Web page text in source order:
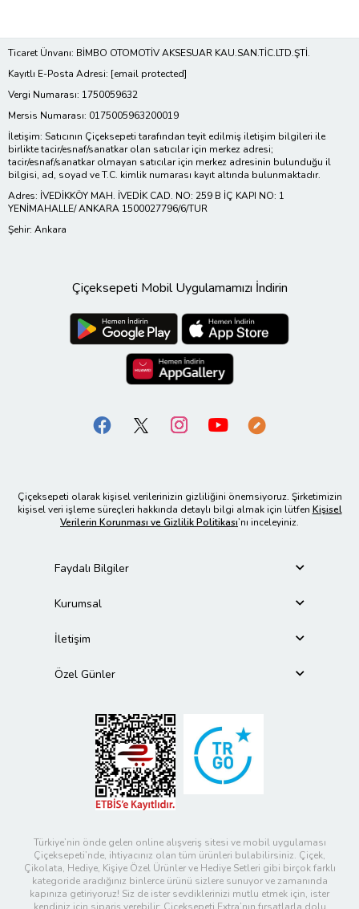
Ticaret Ünvanı: BİMBO OTOMOTİV AKSESUAR KAU.SAN.TİC.LTD.ŞTİ.
Kayıtlı E-Posta Adresi: [email protected]
Vergi Numarası: 1750059632
Mersis Numarası: 0175005963200019
İletişim: Satıcının Çiçeksepeti tarafından teyit edilmiş iletişim bilgileri ile
birlikte tacir/esnaf/sanatkar olan satıcılar için merkez adresi;
tacir/esnaf/sanatkar olmayan satıcılar için merkez adresinin bulunduğu il
bilgisi, ad, soyad ve T.C. kimlik numarası kayıt altında bulunmaktadır.
Adres: İVEDİKKÖY MAH. İVEDİK CAD. NO: 259 B İÇ KAPI NO: 1
YENİMAHALLE/ ANKARA 1500027796/6/TUR
Şehir: Ankara
Çiçeksepeti Mobil Uygulamamızı İndirin
Çiçeksepeti olarak kişisel verilerinizin gizliliğini önemsiyoruz. Şirketimizin
kişisel veri işleme süreçleri hakkında detaylı bilgi almak için lütfen Kişisel
Verilerin Korunması ve Gizlilik Politikası’nı inceleyiniz.
Faydalı Bilgiler
Kurumsal
İletişim
Özel Günler
Türkiye’nin önde gelen online alışveriş sitesi ve mobil uygulaması
Çiçeksepeti’nde, ihtiyacınız olan tüm ürünleri bulabilirsiniz. Çiçek,
Çikolata, Hediye, Kişiye Özel Ürünler ve Hediye Setleri gibi birçok farklı
kategoride aradığınız binlerce ürünü sizlere sunuyor ve zamanında
kapınıza getiriyoruz! Siz de ister sevdiklerinizi mutlu etmek için, ister